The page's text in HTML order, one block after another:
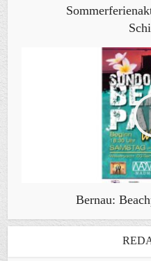
Bernau: